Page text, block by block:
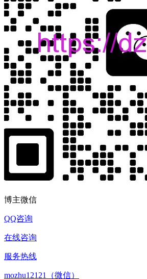
博主微信
QQ咨询
在线咨询
服务热线
mozhu12121（微信）